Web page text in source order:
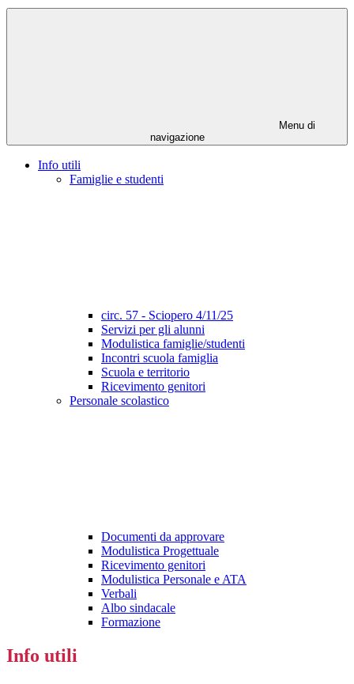
Menu di
navigazione
Info utili
Famiglie e studenti
circ. 57 - Sciopero 4/11/25
Servizi per gli alunni
Modulistica famiglie/studenti
Incontri scuola famiglia
Scuola e territorio
Ricevimento genitori
Personale scolastico
Documenti da approvare
Modulistica Progettuale
Ricevimento genitori
Modulistica Personale e ATA
Verbali
Albo sindacale
Formazione
Info utili